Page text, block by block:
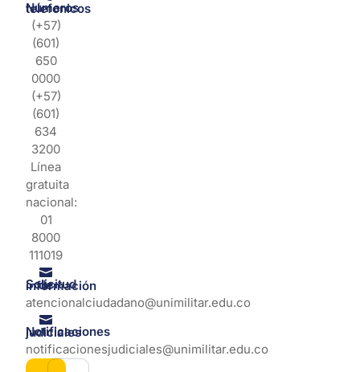
Números telefonicos
(+57)
(601)
650
0000
(+57)
(601)
634
3200
Línea
gratuita
nacional:
01
8000
111019
Solicitud de información
atencionalciudadano@unimilitar.edu.co
Notificaciones judiciales
notificacionesjudiciales@unimilitar.edu.co